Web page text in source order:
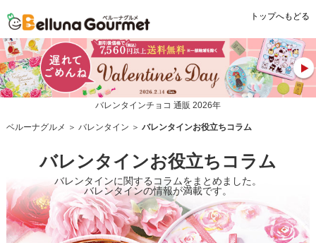
トップへもどる
バレンタインチョコ 通販 2026年
ベルーナグルメ ＞ バレンタイン ＞ バレンタインお役立ちコラム
バレンタインお役立ちコラム
バレンタインに関するコラムをまとめました。
バレンタインの情報が満載です。